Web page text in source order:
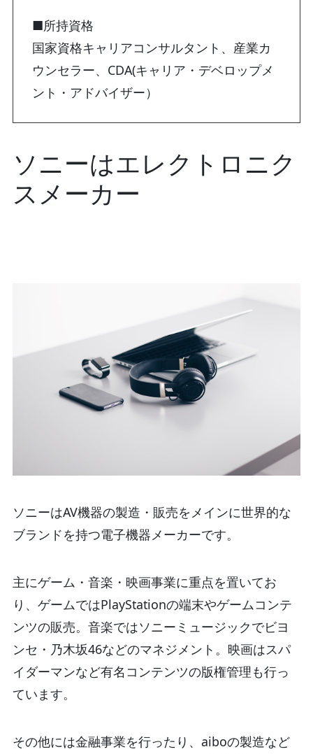
■所持資格
国家資格キャリアコンサルタント、産業カ
ウンセラー、CDA(キャリア・デベロップメ
ント・アドバイザー）
ソニーはエレクトロニク
スメーカー
ソニーはAV機器の製造・販売をメインに世界的な
ブランドを持つ電子機器メーカーです。
主にゲーム・音楽・映画事業に重点を置いてお
り、ゲームではPlayStationの端末やゲームコンテ
ンツの販売。音楽ではソニーミュージックでビヨ
ンセ・乃木坂46などのマネジメント。映画はスパ
イダーマンなど有名コンテンツの版権管理も行っ
ています。
その他には金融事業を行ったり、aiboの製造など